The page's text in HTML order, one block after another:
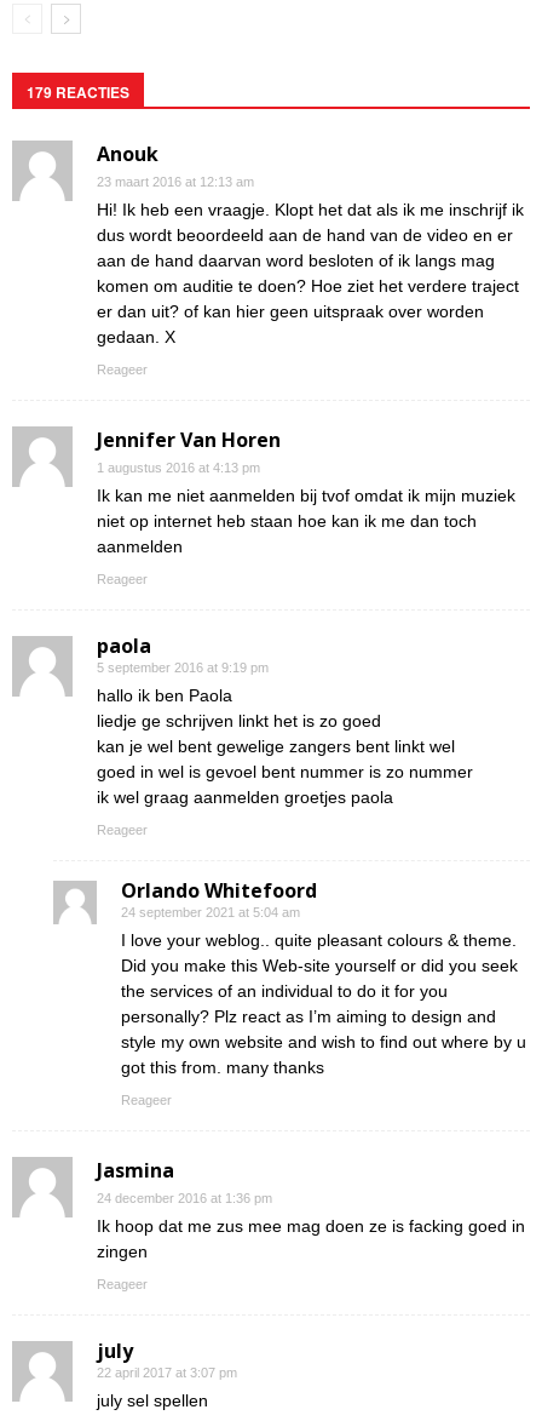
179 REACTIES
Anouk
23 maart 2016 at 12:13 am
Hi! Ik heb een vraagje. Klopt het dat als ik me inschrijf ik
dus wordt beoordeeld aan de hand van de video en er
aan de hand daarvan word besloten of ik langs mag
komen om auditie te doen? Hoe ziet het verdere traject
er dan uit? of kan hier geen uitspraak over worden
gedaan. X
Reageer
Jennifer Van Horen
1 augustus 2016 at 4:13 pm
Ik kan me niet aanmelden bij tvof omdat ik mijn muziek
niet op internet heb staan hoe kan ik me dan toch
aanmelden
Reageer
paola
5 september 2016 at 9:19 pm
hallo ik ben Paola
liedje ge schrijven linkt het is zo goed
kan je wel bent gewelige zangers bent linkt wel
goed in wel is gevoel bent nummer is zo nummer
ik wel graag aanmelden groetjes paola
Reageer
Orlando Whitefoord
24 september 2021 at 5:04 am
I love your weblog.. quite pleasant colours & theme.
Did you make this Web-site yourself or did you seek
the services of an individual to do it for you
personally? Plz react as I’m aiming to design and
style my own website and wish to find out where by u
got this from. many thanks
Reageer
Jasmina
24 december 2016 at 1:36 pm
Ik hoop dat me zus mee mag doen ze is facking goed in
zingen
Reageer
july
22 april 2017 at 3:07 pm
july sel spellen